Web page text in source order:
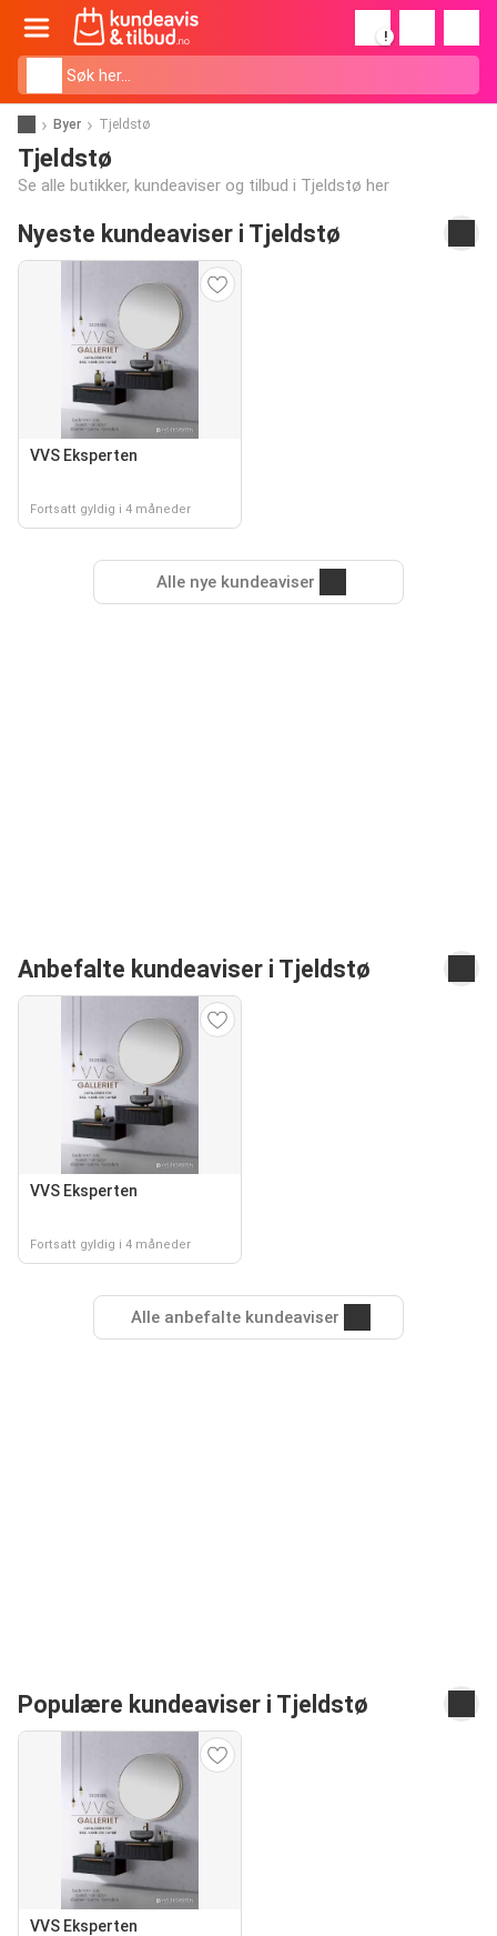
!
Byer Tjeldstø
Tjeldstø
Se alle butikker, kundeaviser og tilbud i Tjeldstø her
Nyeste kundeaviser i Tjeldstø
VVS Eksperten
Fortsatt gyldig i 4 måneder
Alle nye kundeaviser
Anbefalte kundeaviser i Tjeldstø
VVS Eksperten
Fortsatt gyldig i 4 måneder
Alle anbefalte kundeaviser
Populære kundeaviser i Tjeldstø
VVS Eksperten